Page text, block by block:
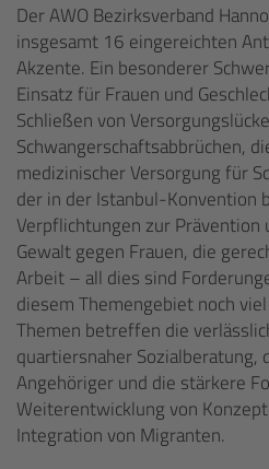
Der AWO Bezirksverband
insgesamt 16 eingereichten
Akzente. Ein besonderer
Einsatz für Frauen und
Schließen von
Schwangerschaftsabbrüchen,
medizinischer Versorgung für
der in der Istanbul-Konvention
Verpflichtungen zur Prävention
Gewalt gegen Frauen, die
Arbeit – all dies sind
diesem Themengebiet noch
Themen betreffen die
quartiersnaher
Angehöriger und die stärkere
Weiterentwicklung von
Integration von Migranten.